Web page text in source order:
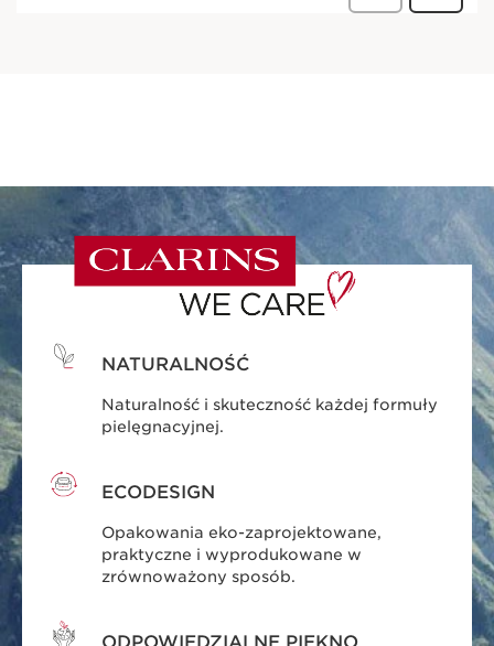
NATURALNOŚĆ
Naturalność i skuteczność każdej formuły
pielęgnacyjnej.
ECODESIGN
Opakowania eko-zaprojektowane,
praktyczne i wyprodukowane w
zrównoważony sposób.